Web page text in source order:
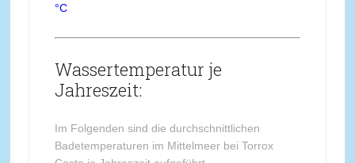
°C
Wassertemperatur je
Jahreszeit:
Im Folgenden sind die durchschnittlichen
Badetemperaturen im Mittelmeer bei Torrox